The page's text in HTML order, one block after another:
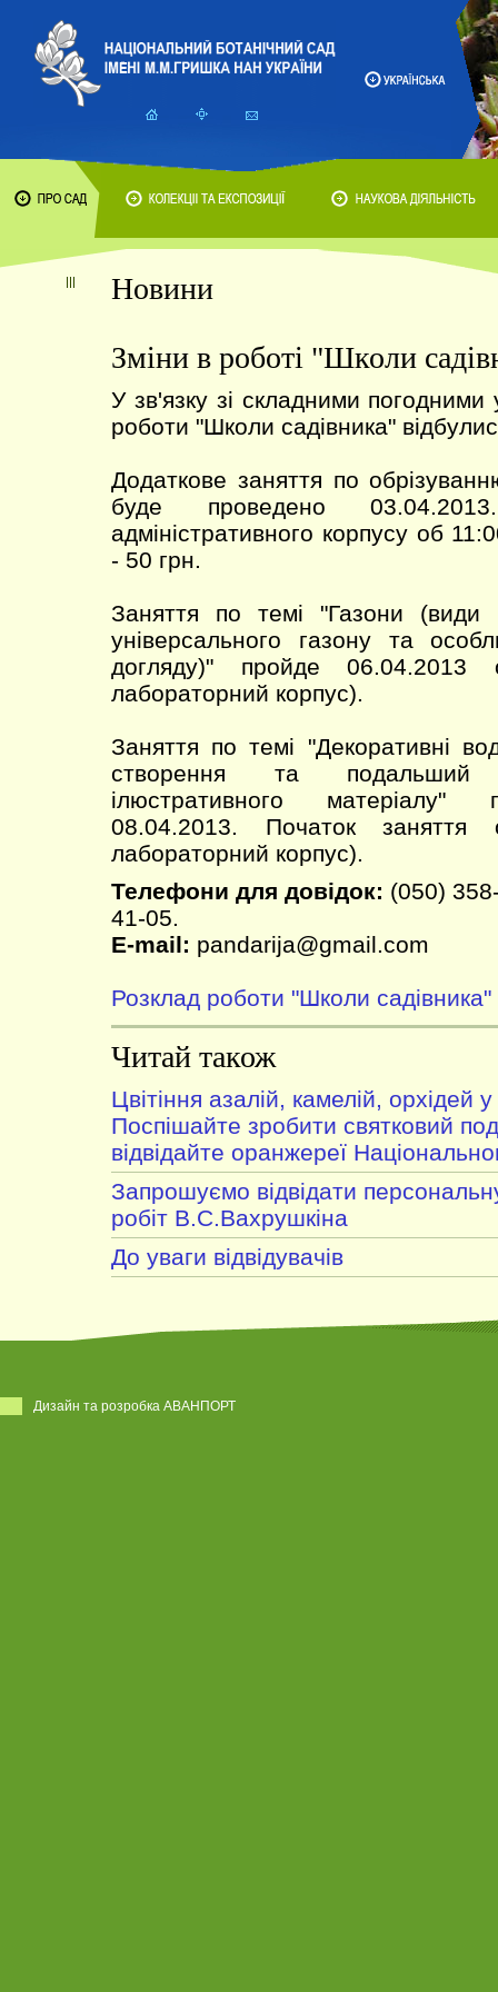
Новини
Зміни в роботі "Школи
У зв'язку зі складними погодними
роботи "Школи садівника"
Додаткове заняття по
буде проведено
адміністративного корпусу об
- 50 грн.
Заняття по темі "Газони (види
універсального газону та
догляду)" пройде
лабораторний корпус).
Заняття по темі "Декоративні
створення та подальший
ілюстративного матеріалу"
08.04.2013. Початок
лабораторний корпус).
Телефони для довідок: (050)
41-05.
E-mail: pandarija@gmail.com
Розклад роботи "Школи садівника"
Читай також
Цвітіння азалій, камелій, орхідей
Поспішайте зробити святковий
відвідайте оранжереї
Запрошуємо відвідати
робіт В.С.Вахрушкіна
До уваги відвідувачів
Дизайн та розробка АВАНПОРТ